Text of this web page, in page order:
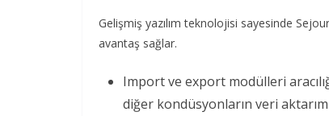
Gelişmiş yazılım teknolojisi sayesinde
avantaş sağlar.
Import ve export modülleri
diğer kondüsyonların veri